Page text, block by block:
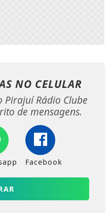
NO CELULAR
Pirajuí Rádio Clube
de mensagens.
Facebook